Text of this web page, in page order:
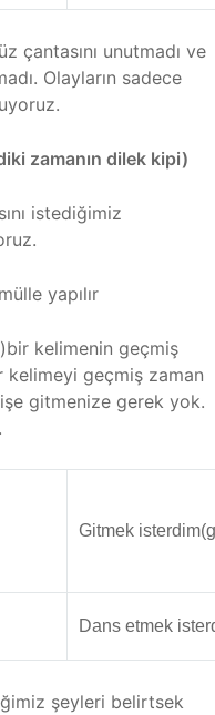
çantasını unutmadı ve
Olayların sadece
zamanın dilek kipi)
istediğimiz
yapılır
kelimenin geçmiş
kelimeyi geçmiş zaman
gitmenize gerek yok.
Gitmek
Dans etmek
şeyleri belirtsek